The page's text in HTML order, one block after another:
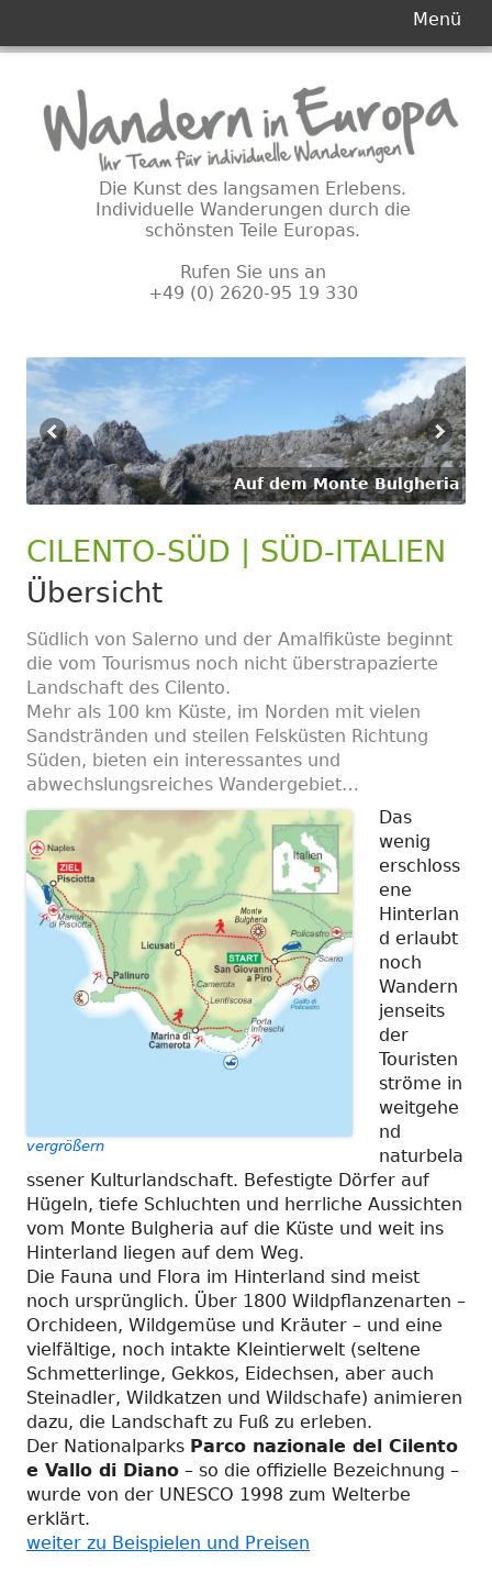
Inhalt
Die Kunst des langsamen Erlebens.
Individuelle Wanderungen durch die
schönsten Teile Europas.
Rufen Sie uns an
+49 (0) 2620-95 19 330
Menü
Auf dem Monte Bulgheria
CILENTO-SÜD | SÜD-ITALIEN
Übersicht
Südlich von Salerno und der Amalfiküste beginnt
die vom Tourismus noch nicht überstrapazierte
Landschaft des Cilento.
Mehr als 100 km Küste, im Norden mit vielen
Sandstränden und steilen Felsküsten Richtung
Süden, bieten ein interessantes und
abwechslungsreiches Wandergebiet…
vergrößern
Das
wenig
erschloss
ene
Hinterlan
d erlaubt
noch
Wandern
jenseits
der
Touristen
ströme in
weitgehe
nd
naturbela
ssener Kulturlandschaft. Befestigte Dörfer auf
Hügeln, tiefe Schluchten und herrliche Aussichten
vom Monte Bulgheria auf die Küste und weit ins
Hinterland liegen auf dem Weg.
Die Fauna und Flora im Hinterland sind meist
noch ursprünglich. Über 1800 Wildpflanzenarten –
Orchideen, Wildgemüse und Kräuter – und eine
vielfältige, noch intakte Kleintierwelt (seltene
Schmetterlinge, Gekkos, Eidechsen, aber auch
Steinadler, Wildkatzen und Wildschafe) animieren
dazu, die Landschaft zu Fuß zu erleben.
Der Nationalparks Parco nazionale del Cilento
e Vallo di Diano – so die offizielle Bezeichnung –
wurde von der UNESCO 1998 zum Welterbe
erklärt.
weiter zu Beispielen und Preisen